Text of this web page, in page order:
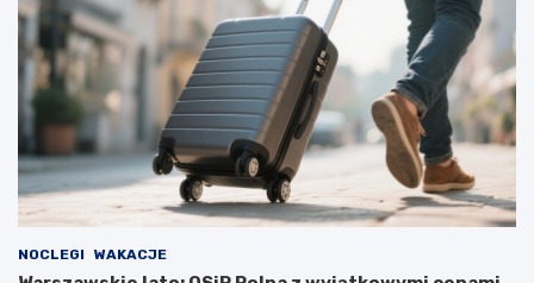
NOCLEGI WAKACJE